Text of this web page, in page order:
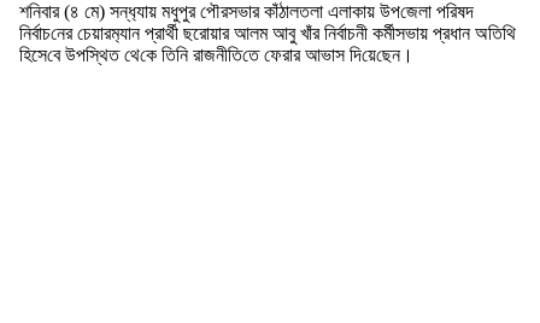
শ‌নিবার (৪ মে) সন্ধ‌্যায় মধুপুর পৌরসভার কাঁঠালতলা এলাকায় উপ‌জেলা প‌রিষদ
নির্বাচ‌নের চেয়ারম‌্যান প্রার্থী ছরোয়ার আলম আবু খাঁর নির্বাচনী কর্মীসভায় প্রধান অতিথি
হিসে‌বে উপ‌স্থিত থে‌কে তি‌নি রাজনী‌তি‌তে ফেরার আভাস দি‌য়ে‌ছেন।